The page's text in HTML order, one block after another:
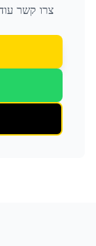
צרו קשר